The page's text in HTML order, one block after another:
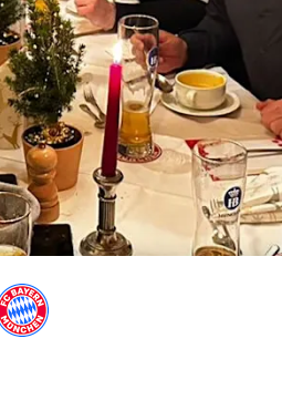
der SR-Abteilung statt.